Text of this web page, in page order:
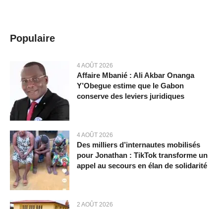
Populaire
4 AOÛT 2026
Affaire Mbanié : Ali Akbar Onanga
Y’Obegue estime que le Gabon
conserve des leviers juridiques
4 AOÛT 2026
Des milliers d’internautes mobilisés
pour Jonathan : TikTok transforme un
appel au secours en élan de solidarité
2 AOÛT 2026